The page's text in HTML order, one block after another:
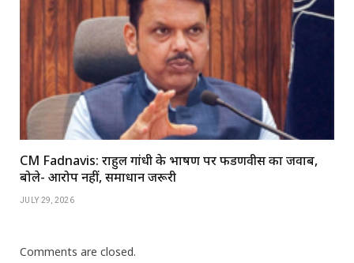
CM Fadnavis: राहुल गांधी के भाषण पर फडणवीस का जवाब,
बोले- आरोप नहीं, समाधान जरूरी
JULY 29, 2026
Comments are closed.